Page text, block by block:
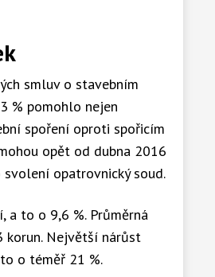
smluv o stavebním
% pomohlo nejen
spoření oproti spořicím
opět od dubna 2016
opatrovnický soud.
a to o 9,6 %. Průměrná
korun. Největší nárůst
o téměř 21 %.